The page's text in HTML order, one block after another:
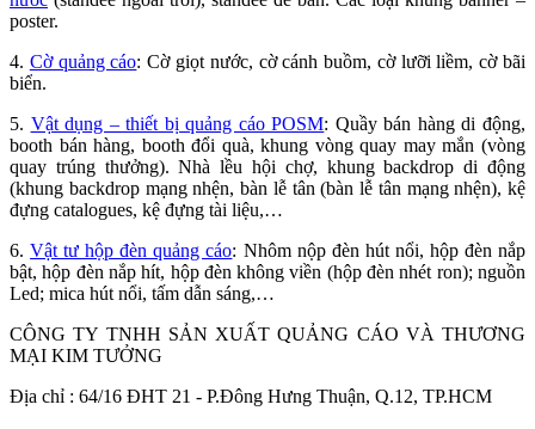
poster.
4. Cờ quảng cáo: Cờ giọt nước, cờ cánh buồm, cờ lưỡi liềm, cờ bãi
biển.
5. Vật dụng – thiết bị quảng cáo POSM: Quầy bán hàng di động,
booth bán hàng, booth đổi quà, khung vòng quay may mắn (vòng
quay trúng thưởng). Nhà lều hội chợ, khung backdrop di động
(khung backdrop mạng nhện, bàn lễ tân (bàn lễ tân mạng nhện), kệ
đựng catalogues, kệ đựng tài liệu,…
6.Vật tư hộp đèn quảng cáo: Nhôm nộp đèn hút nổi, hộp đèn nắp
bật, hộp đèn nắp hít, hộp đèn không viền (hộp đèn nhét ron); nguồn
Led; mica hút nổi, tấm dẫn sáng,…
CÔNG TY TNHH SẢN XUẤT QUẢNG CÁO VÀ THƯƠNG
MẠI KIM TƯỞNG
Địa chỉ : 64/16 ĐHT 21 - P.Đông Hưng Thuận, Q.12, TP.HCM